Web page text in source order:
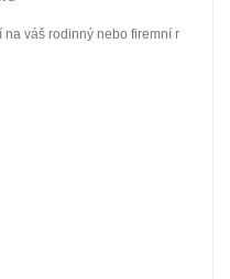
váš rodinný nebo firemní